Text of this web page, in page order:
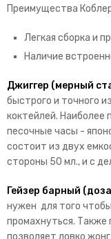
Преимущества
Легкая сборка и
Наличие
Джиггер (мерный
быстрого и точного
коктейлей. Наиболее
песочные часы -
состоит из двух
стороны 50 мл., и с
Гейзер барный
нужен для того
промахнуться. Также